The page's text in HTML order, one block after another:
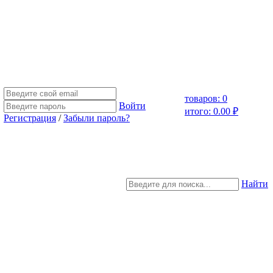
Войти
Регистрация /Забыли пароль?
товаров: 0
итого: 0.00 ₽
Найти